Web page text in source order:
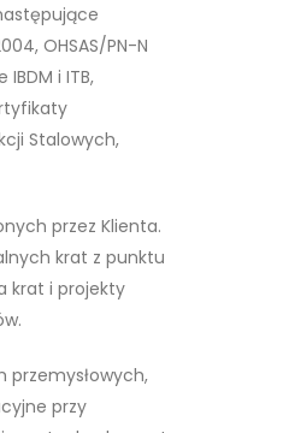
OHSAS/PN-N
i ITB,
Stalowych,
przez Klienta.
krat z punktu
krat i projekty
przemysłowych,
przy